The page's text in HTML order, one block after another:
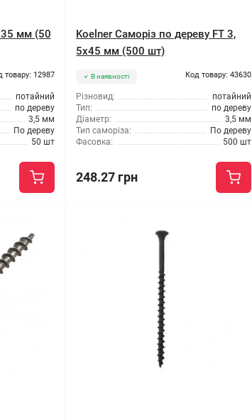
мм (50
товару: 12987
потайний
по дереву
3,5 мм
По дереву
50 шт
Koelner Саморіз по дереву FT 3,
5x45 мм (500 шт)
В наявності Код товару: 43630
Різновид:
потайний
Тип:
по дереву
Діаметр:
3,5 мм
Тип саморіза:
По дереву
Фасовка:
500 шт
248.27 грн